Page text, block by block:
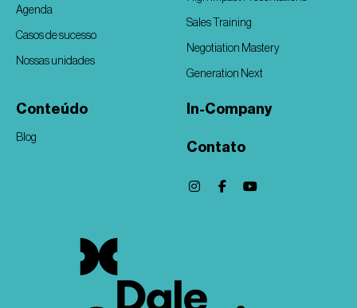
Agenda
Casos de sucesso
Nossas unidades
Sales Training
Negotiation Mastery
Generation Next
Conteúdo
Blog
In-Company
Contato